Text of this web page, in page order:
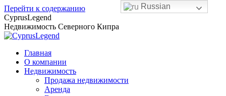
Перейти к содержанию
CyprusLegend
Недвижимость Северного Кипра
Главная
О компании
Недвижимость
Продажа недвижимости
Аренда
Russian